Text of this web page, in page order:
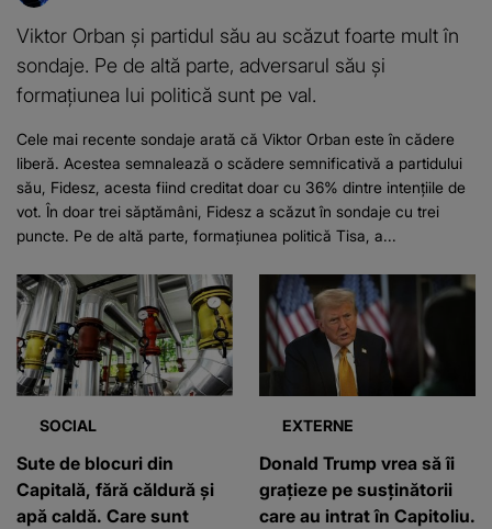
Viktor Orban și partidul său au scăzut foarte mult în
sondaje. Pe de altă parte, adversarul său și
formațiunea lui politică sunt pe val.
Cele mai recente sondaje arată că Viktor Orban este în cădere
liberă. Acestea semnalează o scădere semnificativă a partidului
său, Fidesz, acesta fiind creditat doar cu 36% dintre intențiile de
vot. În doar trei săptămâni, Fidesz a scăzut în sondaje cu trei
puncte. Pe de altă parte, formațiunea politică Tisa, a...
SOCIAL
Sute de blocuri din
Capitală, fără căldură și
apă caldă. Care sunt
EXTERNE
Donald Trump vrea să îi
grațieze pe susținătorii
care au intrat în Capitoliu.